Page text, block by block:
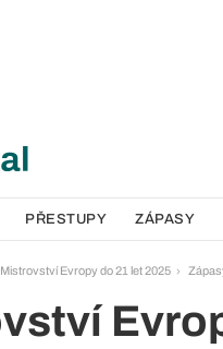
PŘESTUPY ZÁPASY
Evropy do 21 let 2025